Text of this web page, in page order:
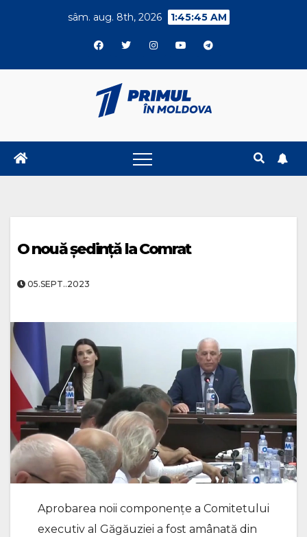
sâm. aug. 8th, 2026 1:45:46 AM
O nouă ședință la Comrat
05.SEPT..2023
Aprobarea noii componențe a Comitetului
executiv al Găgăuziei a fost amânată din